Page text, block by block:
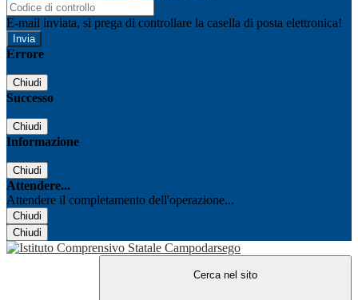
E-mail inviata, si prega di controllare la casella di posta elettronica!
Errore
Chiudi
Successo
Chiudi
Informazione
Chiudi
Attendere...
Attendere il completamento dell'operazione...
Chiudi
Chiudi
Cerca nel sito